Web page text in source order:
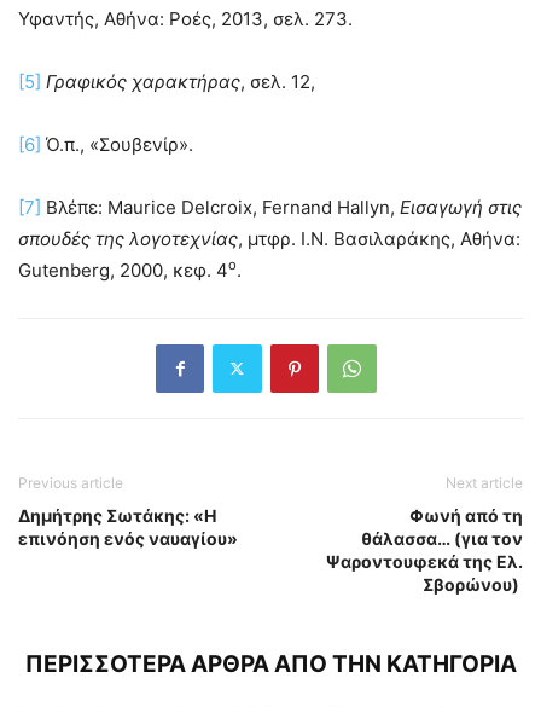
Υφαντής, Αθήνα: Ροές, 2013, σελ. 273.
[5] Γραφικός χαρακτήρας, σελ. 12,
[6] Ό.π., «Σουβενίρ».
[7] Βλέπε: Maurice Delcroix, Fernand Hallyn, Εισαγωγή στις
σπουδές της λογοτεχνίας, μτφρ. Ι.Ν. Βασιλαράκης, Αθήνα:
Gutenberg, 2000, κεφ. 4ο.
Previous article
Δημήτρης Σωτάκης: «Η
επινόηση ενός ναυαγίου»
Next article
Φωνή από τη
θάλασσα… (για τον
Ψαροντουφεκά της Ελ.
Σβορώνου)
ΠΕΡΙΣΣΟΤΕΡΑ ΑΡΘΡΑ ΑΠΟ ΤΗΝ ΚΑΤΗΓΟΡΙΑ